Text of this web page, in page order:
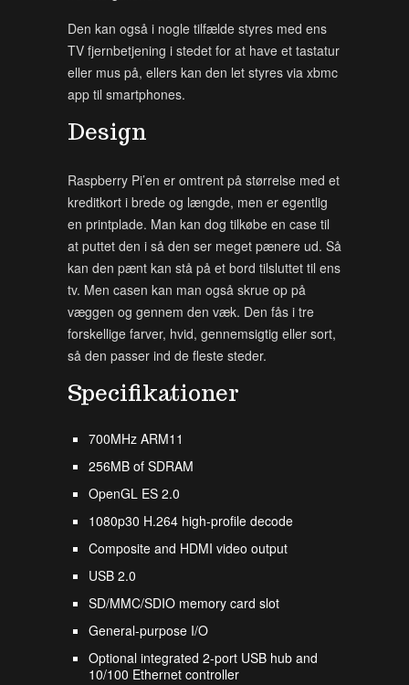
Den kan også i nogle tilfælde styres med ens
TV fjernbetjening i stedet for at have et tastatur
eller mus på, ellers kan den let styres via xbmc
app til smartphones.
Design
Raspberry Pi’en er omtrent på størrelse med et
kreditkort i brede og længde, men er egentlig
en printplade. Man kan dog tilkøbe en case til
at puttet den i så den ser meget pænere ud. Så
kan den pænt kan stå på et bord tilsluttet til ens
tv. Men casen kan man også skrue op på
væggen og gennem den væk. Den fås i tre
forskellige farver, hvid, gennemsigtig eller sort,
så den passer ind de fleste steder.
Specifikationer
700MHz ARM11
256MB of SDRAM
OpenGL ES 2.0
1080p30 H.264 high-profile decode
Composite and HDMI video output
USB 2.0
SD/MMC/SDIO memory card slot
General-purpose I/O
Optional integrated 2-port USB hub and
10/100 Ethernet controller